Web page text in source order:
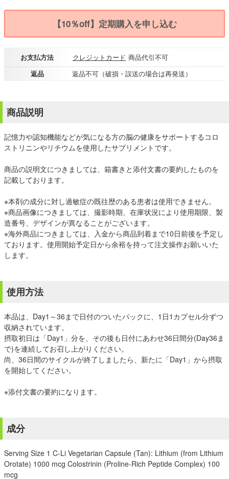
【10％off】定期購入を申し込む
お支払方法 クレジットカード 商品代引不可
返品
返品不可（破損・誤送の場合は再発送）
商品説明
記憶力や認知機能などが気になる方の脳の健康をサポートするコロ
ストリニンやリチウムを使用したサプリメントです。
商品の説明文につきましては、箱書きと添付文書の要約したものを
記載しております。
※本剤の成分に対し過敏症の既往歴のある患者は使用できません。
※商品画像につきましては、撮影時期、在庫状況により使用期限、製
造番号、デザインが異なることがございます。
※海外商品につきましては、入金から商品到着まで10日前後を予定し
ております。使用開始予定日から余裕を持って注文操作お願いいた
します。
使用方法
本品は、Day1～36まで日付のついたパックに、1日1カプセル分ずつ
収納されています。
摂取初日は「Day1」分を、その後も日付にあわせ36日間分(Day36ま
で)を連続してお召し上がりください。
尚、36日間のサイクルが終了しましたら、新たに「Day1」から摂取
を開始してください。
※添付文書の要約になります。
成分
Serving Size 1 C-Li Vegetarian Capsule (Tan): Lithium (from Lithium
Orotate) 1000 mcg Colostrinin (Proline-Rich Peptide Complex) 100
mcg